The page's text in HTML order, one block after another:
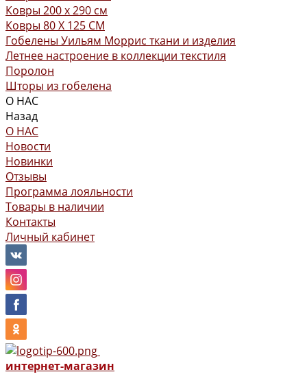
Ковры 200 х 290 см
Ковры 80 X 125 СМ
Гобелены Уильям Моррис ткани и изделия
Летнее настроение в коллекции текстиля
Поролон
Шторы из гобелена
О НАС
Назад
О НАС
Новости
Новинки
Отзывы
Программа лояльности
Товары в наличии
Контакты
Личный кабинет
интернет-магазин